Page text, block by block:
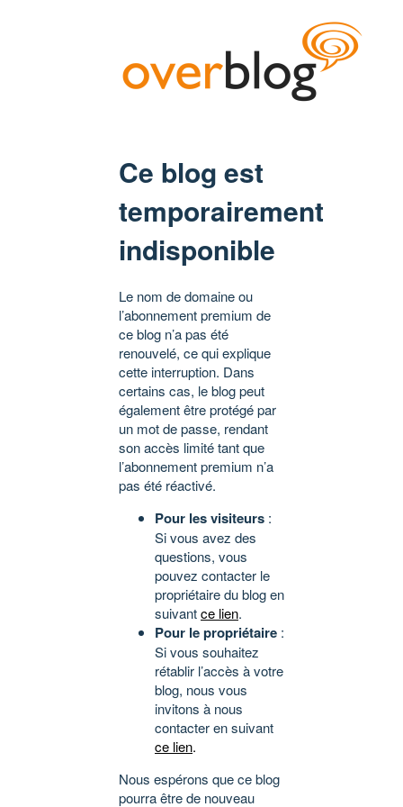
Ce blog est
temporairement
indisponible
Le nom de domaine ou
l’abonnement premium de
ce blog n’a pas été
renouvelé, ce qui explique
cette interruption. Dans
certains cas, le blog peut
également être protégé par
un mot de passe, rendant
son accès limité tant que
l’abonnement premium n’a
pas été réactivé.
Pour les visiteurs :
Si vous avez des
questions, vous
pouvez contacter le
propriétaire du blog en
suivantce lien.
Pour le propriétaire :
Si vous souhaitez
rétablir l’accès à votre
blog, nous vous
invitons à nous
contacter en suivant
ce lien.
Nous espérons que ce blog
pourra être de nouveau